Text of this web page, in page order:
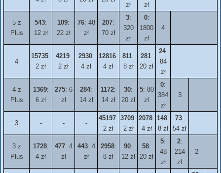
zł
zł
5 z
Plus
543:
12 zł
109:
22 zł
76: 48
zł
207:
70 zł
3:
320
zł
0:
1800
zł
4
4
15735:
2 zł
4219:
2 zł
2930:
4 zł
12816:
4 zł
811:
8 zł
281:
20 zł
24:
84
zł
4 z
Plus
1369:
6 zł
275: 6
zł
284:
14 zł
1172:
14 zł
30:
20 zł
5: 80
zł
0:
384
zł
3
3 - - -
45197:
2 zł
3709:
2 zł
2078:
4 zł
148:
8 zł
73:
54 zł
3 z
Plus
1728:
4 zł
477: 4
zł
443: 4
zł
2958:
8 zł
90:
12 zł
58:
20 zł
5:
48
zł
2:
214
zł
2